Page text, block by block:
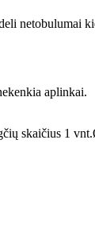
netobulumai
aplinkai.
skaičius 1 vnt.